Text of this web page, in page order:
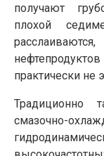
получают
плохой
практически не
Традиционно
смазочно-